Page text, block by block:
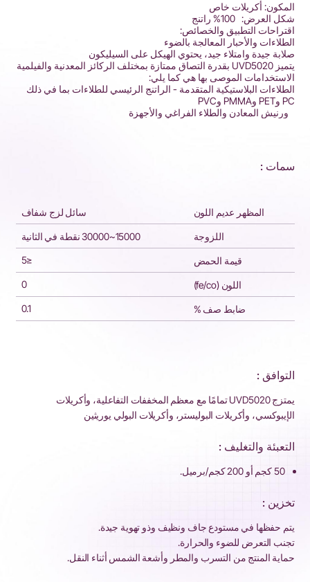
المكون: أكريلات خاص
شكل العرض: 100% راتنج
اقتراحات التطبيق والخصائص:
الطلاءات والأحبار المعالجة بالضوء
صلابة جيدة وامتلاء جيد، يحتوي الهيكل على السيليكون
يتميز UVD5020 بقدرة التصاق ممتازة بمختلف الركائز المعدنية والفيلمية
الاستخدامات الموصى بها هي كما يلي:
الطلاءات البلاستيكية المتقدمة - الراتنج الرئيسي للطلاءات بما في ذلك
PC وPET وPMMA وPVC
ورنيش المعادن والطلاء الفراغي والأجهزة
سمات :
المظهر عديم اللون سائل لزج شفاف
اللزوجة 15000~30000 نقطة في الثانية
قيمة الحمض ≤5
اللون (fe/co) 0
ضابط صف %
التوافق :
يمتزج UVD5020 تمامًا مع معظم المخففات التفاعلية، وأكريلات
الإيبوكسي، وأكريلات البوليستر، وأكريلات البولي يوريثين
التعبئة والتغليف :
50 كجم أو 200 كجم/برميل.
تخزين :
يتم حفظها في مستودع جاف ونظيف وذو تهوية جيدة.
تجنب التعرض للضوء والحرارة.
حماية المنتج من التسرب والمطر وأشعة الشمس أثناء النقل.